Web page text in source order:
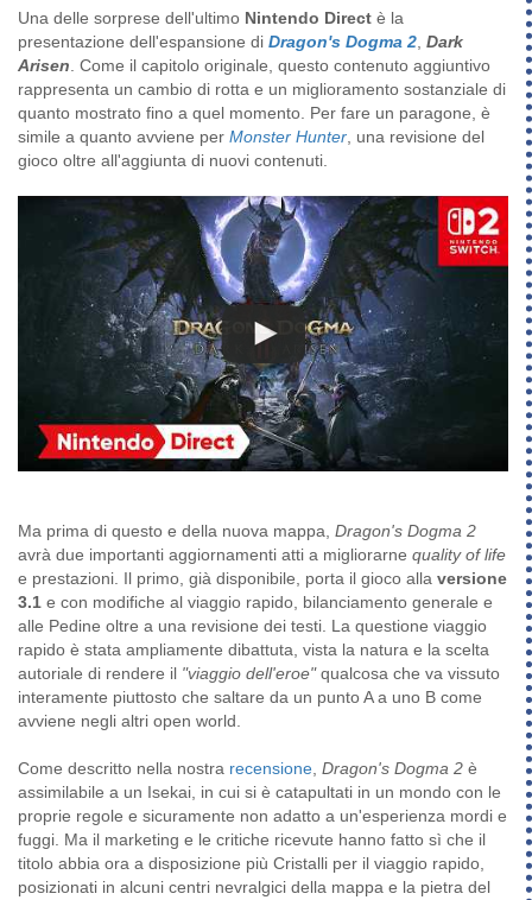
Una delle sorprese dell'ultimo Nintendo Direct è la
presentazione dell'espansione di Dragon's Dogma 2 Dark
Arisen . Come il capitolo originale, questo contenuto aggiuntivo
rappresenta un cambio di rotta e un miglioramento sostanziale di
quanto mostrato fino a quel momento. Per fare un paragone, è
simile a quanto avviene per Monster Hunter , una revisione del
gioco oltre all'aggiunta di nuovi contenuti.
Ma prima di questo e della nuova mappa, Dragon's Dogma 2
avrà due importanti aggiornamenti atti a migliorarne quality of life
e prestazioni. Il primo, già disponibile, porta il gioco alla versione
3.1 e con modifiche al viaggio rapido, bilanciamento generale e
alle Pedine oltre a una revisione dei testi. La questione viaggio
rapido è stata ampliamente dibattuta, vista la natura e la scelta
autoriale di rendere il "viaggio dell'eroe"qualcosa che va vissuto
interamente piuttosto che saltare da un punto A a uno B come
avviene negli altri open world.
Come descritto nella nostra recensione, Dragon's Dogma 2 è
assimilabile a un Isekai, in cui si è catapultati in un mondo con le
proprie regole e sicuramente non adatto a un'esperienza mordi e
fuggi. Ma il marketing e le critiche ricevute hanno fatto sì che il
titolo abbia ora a disposizione più Cristalli per il viaggio rapido,
posizionati in alcuni centri nevralgici della mappa e la pietra del